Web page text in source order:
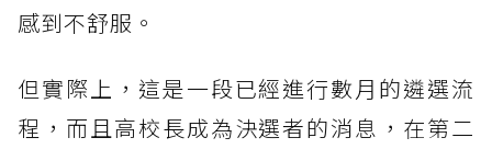
感到不舒服。
但實際上，這是一段已經進行數月的遴選流
程，而且高校長成為決選者的消息，在第二